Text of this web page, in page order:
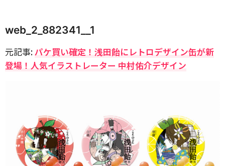
web_2_882341__1
元記事:パケ買い確定！浅田飴にレトロデザイン缶が新
登場！人気イラストレーター 中村佑介デザイン